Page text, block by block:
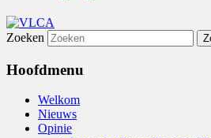
Zoeken
Hoofdmenu
Welkom
Nieuws
Opinie